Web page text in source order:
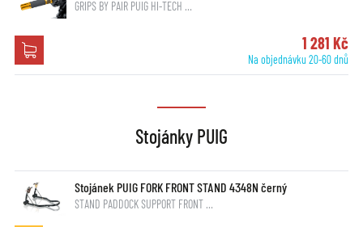
GRIPS BY PAIR PUIG HI-TECH …
1 281 Kč
Na objednávku 20-60 dnů
Stojánky PUIG
Stojánek PUIG FORK FRONT STAND 4348N černý
STAND PADDOCK SUPPORT FRONT …